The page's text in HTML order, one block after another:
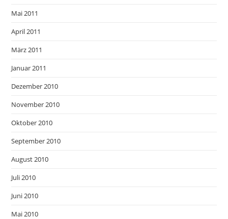
Mai 2011
April 2011
März 2011
Januar 2011
Dezember 2010
November 2010
Oktober 2010
September 2010
August 2010
Juli 2010
Juni 2010
Mai 2010